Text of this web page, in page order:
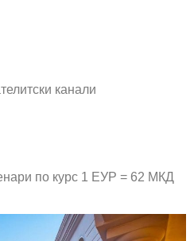
канали
по курс 1 ЕУР = 62 МКД